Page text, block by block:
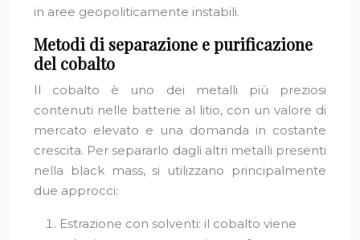
in aree geopoliticamente instabili.
Metodi di separazione e purificazione
del cobalto
Il cobalto è uno dei metalli più preziosi
contenuti nelle batterie al litio, con un valore di
mercato elevato e una domanda in costante
crescita. Per separarlo dagli altri metalli presenti
nella black mass, si utilizzano principalmente
due approcci:
Estrazione con solventi: il cobalto viene